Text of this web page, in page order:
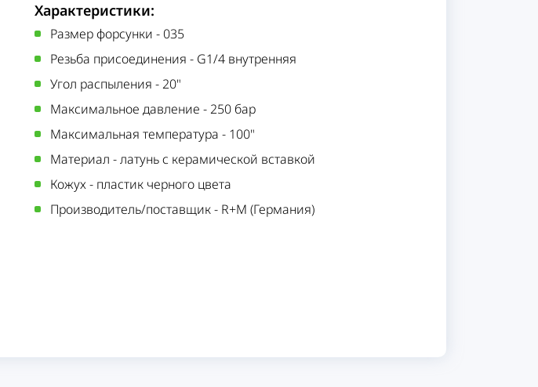
Характеристики:
Размер форсунки - 035
Резьба присоединения - G1/4 внутренняя
Угол распыления -20"
Максимальное давление -250 бар
Максимальная температура - 100"
Материал -латунь с керамической вставкой
Кожух- пластик черного цвета
Производитель/поставщик- R+M (Германия)